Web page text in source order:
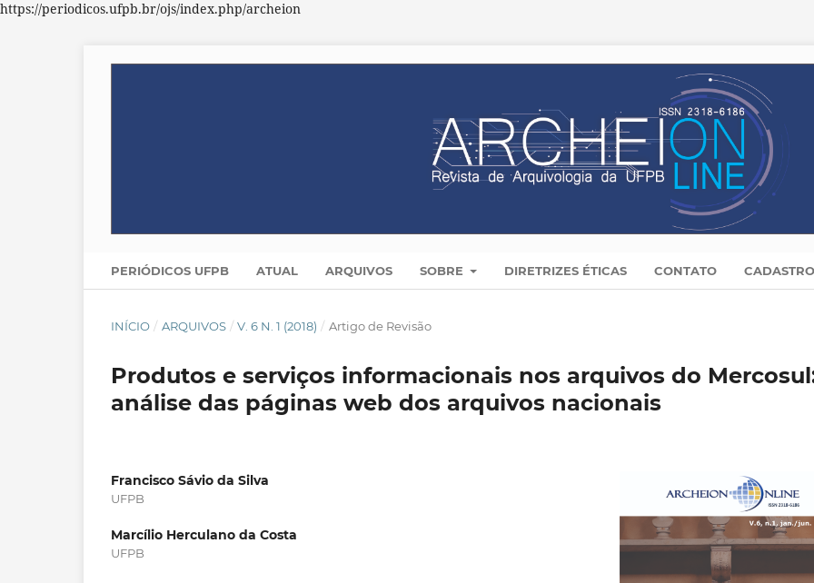
https://periodicos.ufpb.br/ojs/index.php/archeion
PERIÓDICOS UFPB ATUAL ARQUIVOS SOBRE DIRETRIZES ÉTICAS CONTATO
INÍCIO / ARQUIVOS / V. 6 N. 1 (2018) / Artigo de Revisão
Produtos e serviços informacionais nos arquivos do
análise das páginas web dos arquivos nacionais
Francisco Sávio da Silva
UFPB
Marcílio Herculano da Costa
UFPB